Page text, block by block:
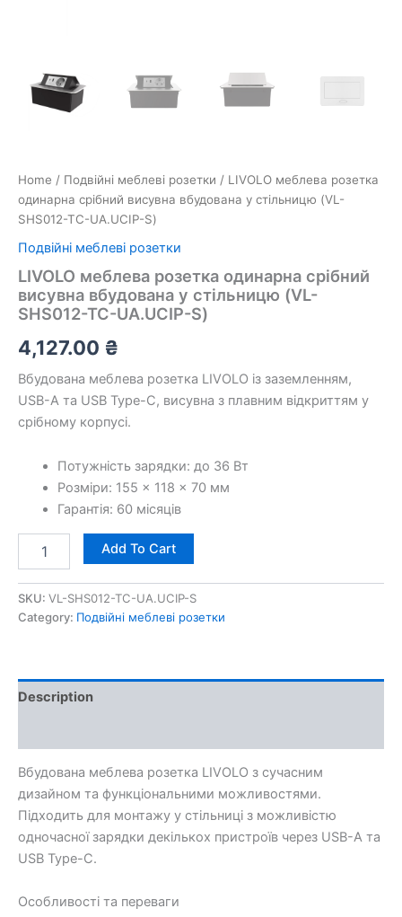
Home / Подвійні меблеві розетки / LIVOLO меблева розетка
одинарна срібний висувна вбудована у стільницю (VL-
SHS012-TC-UA.UCIP-S)
Подвійні меблеві розетки
LIVOLO меблева розетка одинарна срібний
висувна вбудована у стільницю (VL-
SHS012-TC-UA.UCIP-S)
4,127.00 ₴
Вбудована меблева розетка LIVOLO із заземленням,
USB-A та USB Type-C, висувна з плавним відкриттям у
срібному корпусі.
Потужність зарядки: до 36 Вт
Розміри: 155 × 118 × 70 мм
Гарантія: 60 місяців
Add To Cart
SKU: VL-SHS012-TC-UA.UCIP-S
Category: Подвійні меблеві розетки
Description
Вбудована меблева розетка LIVOLO з сучасним
дизайном та функціональними можливостями.
Підходить для монтажу у стільниці з можливістю
одночасної зарядки декількох пристроїв через USB-A та
USB Type-C.
Особливості та переваги